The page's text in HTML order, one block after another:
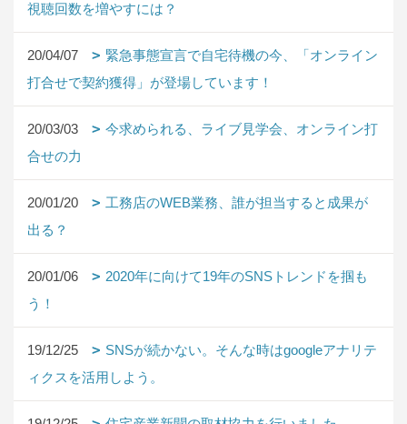
視聴回数を増やすには？
20/04/07
緊急事態宣言で自宅待機の今、「オンライン
打合せで契約獲得」が登場しています！
20/03/03
今求められる、ライブ見学会、オンライン打
合せの力
20/01/20
工務店のWEB業務、誰が担当すると成果が
出る？
20/01/06
2020年に向けて19年のSNSトレンドを掴も
う！
19/12/25
SNSが続かない。そんな時はgoogleアナリテ
ィクスを活用しよう。